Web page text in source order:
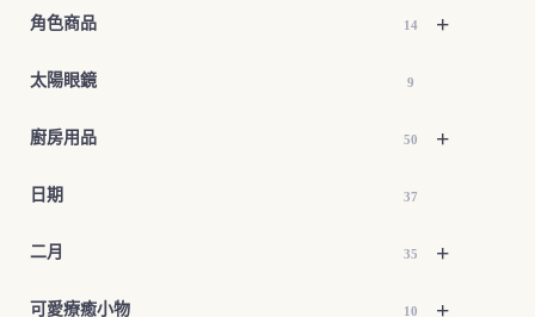
+
角色商品 14
太陽眼鏡 9
+
廚房用品 50
日期 37
+
二月 35
+
可愛療癒小物 10